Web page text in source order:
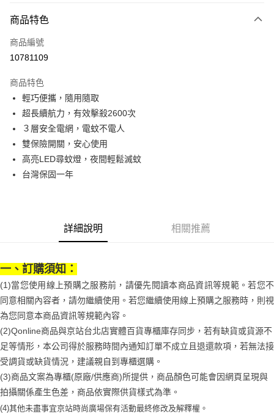
Apple Pay
街口支付
Google Pay
全盈+PAY
大哥付你分期
相關說明
【大哥付你分期使用說明】
1.本服務由台灣大哥大提供，台灣大哥大用戶可立即使用無須另外申請。
4.訂單成立30分鐘內，如未前往確認交易或遇審核未通過，訂單將自動取
消。如遇「轉專審核」未通過狀況，表示未達大哥付你分期系統評分，恕無
【繳款方式說明】
1.分期款項不併入電信帳單，「大哥付你分期」於每月結算日後寄送繳費提
醒簡訊。
2.透過簡訊連結打開帳單後，可選擇「超商條碼／台灣大直營門市／銀行轉
帳／街口支付／iPASS MONEY」等通路繳費。
【注意事項】
1.本服務係由「台灣大哥大股份有限公司」（以下簡稱本公司）所提供，讓
用戶於交易時，得透過本服務購買商品或服務，並由商店將買賣／分期付款
買賣價金債權讓與本公司後，依約使用本公司帳單繳交帳款。
2.基於同意付款使用「大哥付你分期」之契約關係目的，商店將以您的個人
資料（包含姓名、電話或地址）提供予台灣大哥大進項蒐集、處理及利用，
由本公司與您本人進行分期帳單所需資料之確認、核對及更正。
3.完整用戶服務條款，請詳閱以下連結：https://oppay.tw/userRule
AFTEE先享後付
１．簡單：不需註冊會員、不需綁卡、不需儲值。
２．便利：只要手機號碼，簡訊認證，即可結帳。
【「AFTEE先享後付」結帳流程】
１．於結帳方式選擇「AFTEE先享後付」後，將跳轉至「AFTEE先享後付」
結帳頁面，進行簡訊認證並確認金額後，即可完成結帳。
２．訂單成立數日內，您將收到繳費通知簡訊。
３．收到繳費通知簡訊後14天內，點擊此簡訊中的連結，可透過四大超商／
ATM／網路銀行／等多元方式進行付款，方視為交易完成。
※ 請注意：結帳手續完成當下不需立刻繳費，但若您需要取消訂單，請聯絡
後付繳納相關費用。
※ 交易是否成功請以「AFTEE先享後付 」之結帳頁面顯示為準，若有關於
是否繳費成功／繳費後需取消欲退款等相關疑問，請聯繫「AFTEE先享後付
客戶支援中心」https://netprotections.freshdesk.com/support/home
每筆NT$70，滿NT$899(含以上)免運費
付款後7-11取貨
每筆NT$70，滿NT$899(含以上)免運費
宅配
京站台北店客服中心(1F星巴克旁) 即日起不提供京站紙袋，取件時
請自備購物袋，若需購買紙袋可現場詢問
免運費
商品特色
商品編號
10781109
商品特色
輕巧便攜，隨用隨取
超長續航力，有效擊殺2600次
３層安全電網，電蚊不電人
雙保險開關，安心使用
高亮LED尋蚊燈，夜間輕鬆滅蚊
台灣保固一年
詳細說明 相關推薦
一、訂購須知：
(1)當您使用線上預購之服務前，請優先閱讀本商品資訊等規範。若您不
同意相關內容者，請勿繼續使用。若您繼續使用線上預購之服務時，則視
為您同意本商品資訊等規範內容。
(2)Qonline商品與京站台北店實體百貨專櫃庫存同步，若有缺貨或貨源不
足等情形，本公司得於服務時間內通知訂單不成立且退還款項，若無法接
受調貨或缺貨情況，建議親自到專櫃選購。
(3)商品文案為專櫃(原廠/供應商)所提供，商品顏色可能會因網頁呈現與
拍攝關係產生色差，商品依實際供貨樣式為準。
(4)其他未盡事宜京站時尚廣場保有活動最終修改及解釋權。